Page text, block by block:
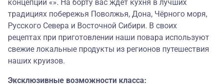
концепции «». На борту вас ждёт кухня в лучших
традициях побережья Поволжья, Дона, Чёрного моря,
Русского Севера и Восточной Сибири. В своих
рецептах при приготовлении наши повара используют
свежие локальные продукты из регионов путешествия
наших круизов.
Эксклюзивные возможности класса: